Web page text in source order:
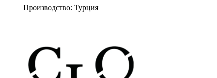
Производство: Турция